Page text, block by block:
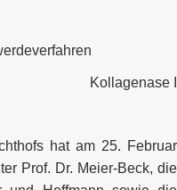
Kollagenase I
hat am 25. Februar
Prof. Dr. Meier-Beck, die